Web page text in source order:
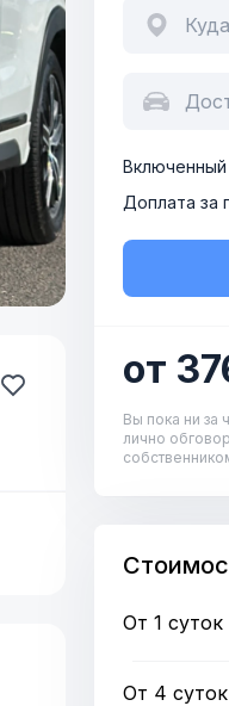
Доплата за
от
Вы пока ни за
лично
От 1 суток
От 4 суток